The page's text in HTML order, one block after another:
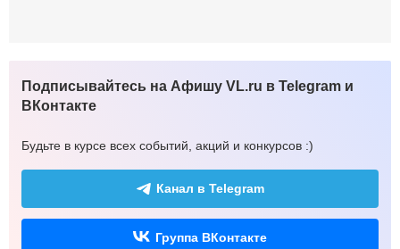
Подписывайтесь на Афишу VL.ru в Telegram и
ВКонтакте
Будьте в курсе всех событий, акций и конкурсов :)
Канал в Telegram
Группа ВКонтакте